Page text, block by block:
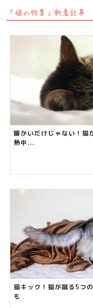
「猫の特集」新着記事
暖かいだけじゃない！猫
熱中...
猫キック！猫が蹴る5つ
も